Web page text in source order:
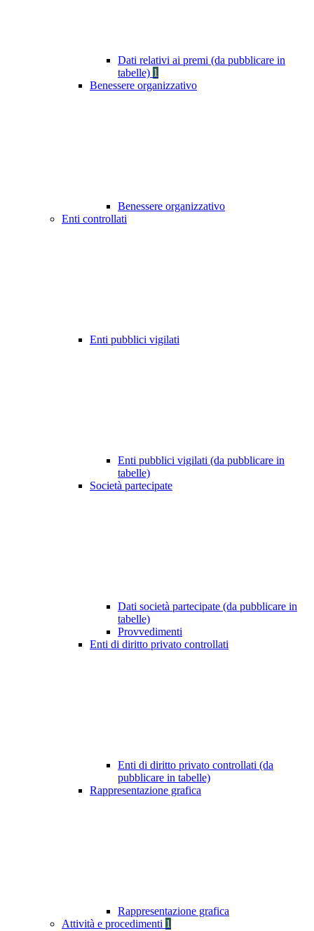
Dati relativi ai premi (da pubblicare in
tabelle) 1
Benessere organizzativo
Benessere organizzativo
Enti controllati
Enti pubblici vigilati
Enti pubblici vigilati (da pubblicare in
tabelle)
Società partecipate
Dati società partecipate (da pubblicare in
tabelle)
Provvedimenti
Enti di diritto privato controllati
Enti di diritto privato controllati (da
pubblicare in tabelle)
Rappresentazione grafica
Rappresentazione grafica
Attività e procedimenti 1